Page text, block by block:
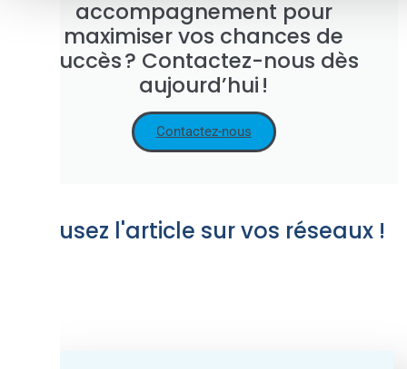
accompagnement pour
maximiser vos chances de
succès ? Contactez-nous dès
aujourd’hui !
Contactez-nous
Diffusez l'article sur vos réseaux !